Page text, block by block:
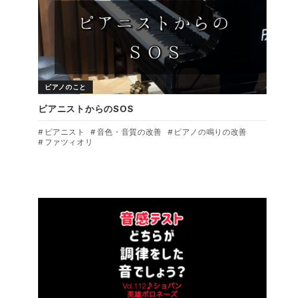
ピアノのこと
ピアニストからのSOS
ピアニスト 音色・音質の改善
ピアノの鳴りの改善
ファツィオリ